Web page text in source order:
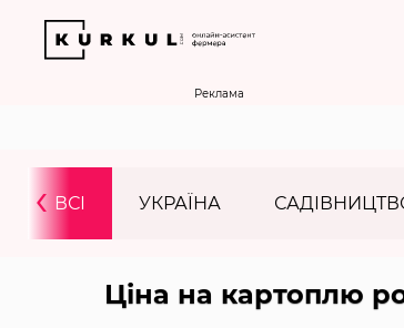
Реклама
ВСІ УКРАЇНА
‹
Ціна на картоплю